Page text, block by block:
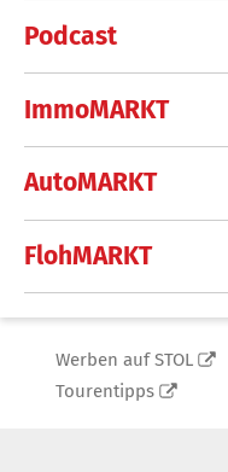
Podcast
ImmoMARKT
AutoMARKT
FlohMARKT
Werben auf STOL
Tourentipps